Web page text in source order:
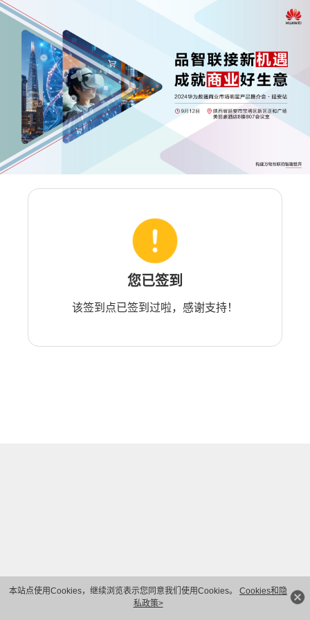
本站点使用Cookies，继续浏览表示您同意我们使用Cookies。 Cookies和隐
私政策>
您已签到
该签到点已签到过啦，感谢支持！